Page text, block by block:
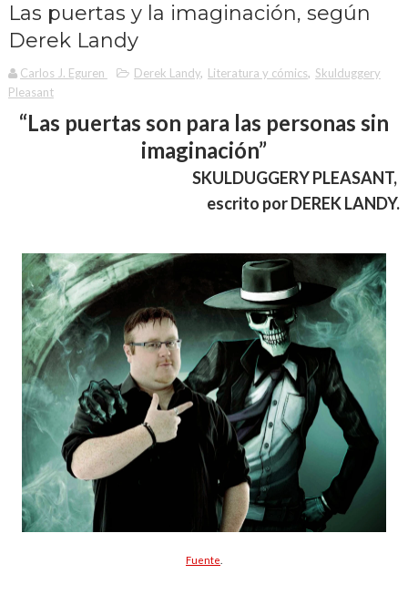
Las puertas y la imaginación, según
Derek Landy
Carlos J. Eguren Derek Landy, Literatura y cómics, Skulduggery
Pleasant
“Las puertas son para las personas sin
imaginación”
SKULDUGGERY PLEASANT,
escrito por DEREK LANDY.
Fuente